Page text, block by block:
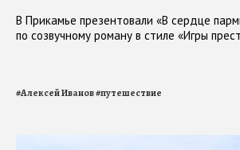
В Прикамье презентовали «В сердце
по созвучному роману в стиле «Игры
#Алексей Иванов#путешествие